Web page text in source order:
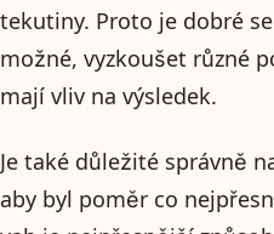
tekutiny. Proto je dobré
možné, vyzkoušet různé
mají vliv na výsledek.
Je také důležité správně
aby byl poměr co